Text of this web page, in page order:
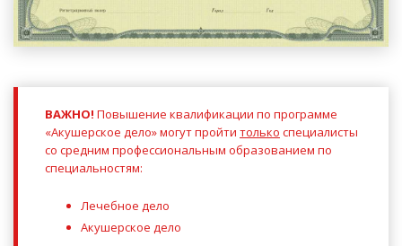
ВАЖНО! Повышение квалификации по программе
«Акушерское дело» могут пройти только специалисты
со средним профессиональным образованием по
специальностям:
Лечебное дело
Акушерское дело